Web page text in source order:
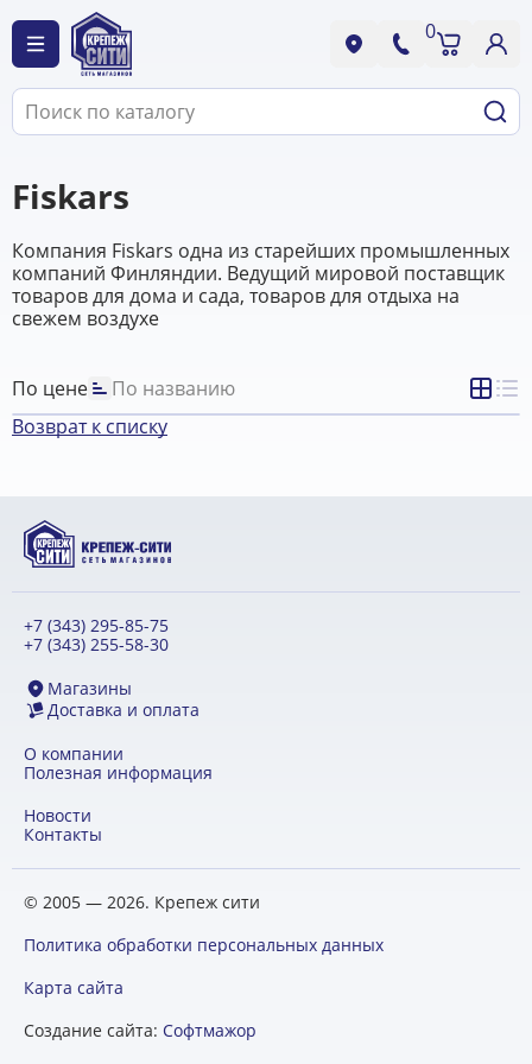
0
Fiskars
Компания Fiskars одна из старейших промышленных
компаний Финляндии. Ведущий мировой поставщик
товаров для дома и сада, товаров для отдыха на
свежем воздухе
По цене
По названию
Возврат к списку
+7 (343) 295-85-75
+7 (343) 255-58-30
Магазины
Доставка и оплата
О компании
Полезная информация
Новости
Контакты
© 2005 — 2026. Крепеж сити
Политика обработки персональных данных
Карта сайта
Создание сайта: Софтмажор